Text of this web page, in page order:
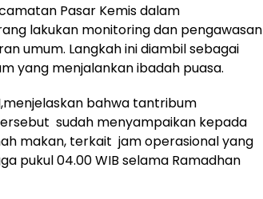
Pasar Kemis dalam
lakukan monitoring dan pengawasan
umum. Langkah ini diambil sebagai
yang menjalankan ibadah puasa.
bahwa tantribum
sudah menyampaikan kepada
makan, terkait jam operasional yang
pukul 04.00 WIB selama Ramadhan